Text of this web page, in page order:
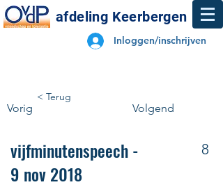
afdeling Keerbergen
Inloggen/inschrijven
< Terug
Vorig Volgend
vijfminutenspeech -
9 nov 2018
8